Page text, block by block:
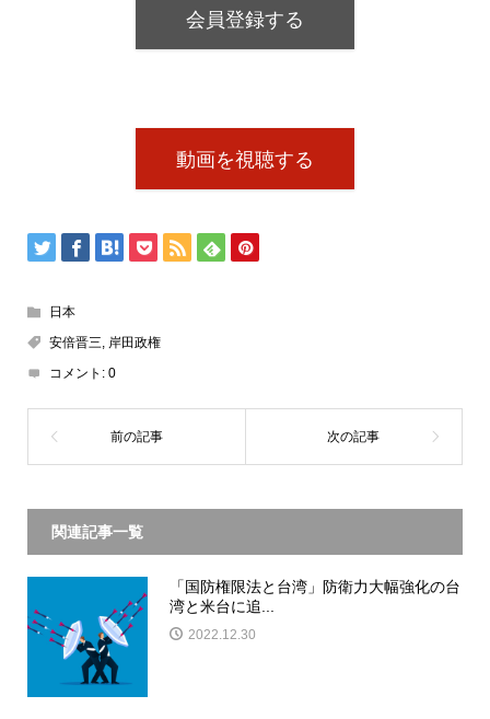
会員登録する
動画を視聴する
日本
安倍晋三
岸田政権
コメント: 0
関連記事一覧
「国防権限法と台湾」防衛力大幅強化の台
湾と米台に追...
2022.12.30